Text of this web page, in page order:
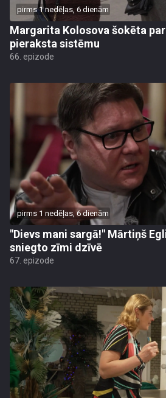
pirms 1 nedēļas, 6 dienām
Margarita Kolosova šokēta
pieraksta sistēmu
66. epizode
pirms 1 nedēļas, 6 dienām
"Dievs mani sargā!" Mārtiņš
sniegto zīmi dzīvē
67. epizode